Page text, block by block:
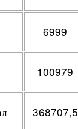
6999
100979
368707,5